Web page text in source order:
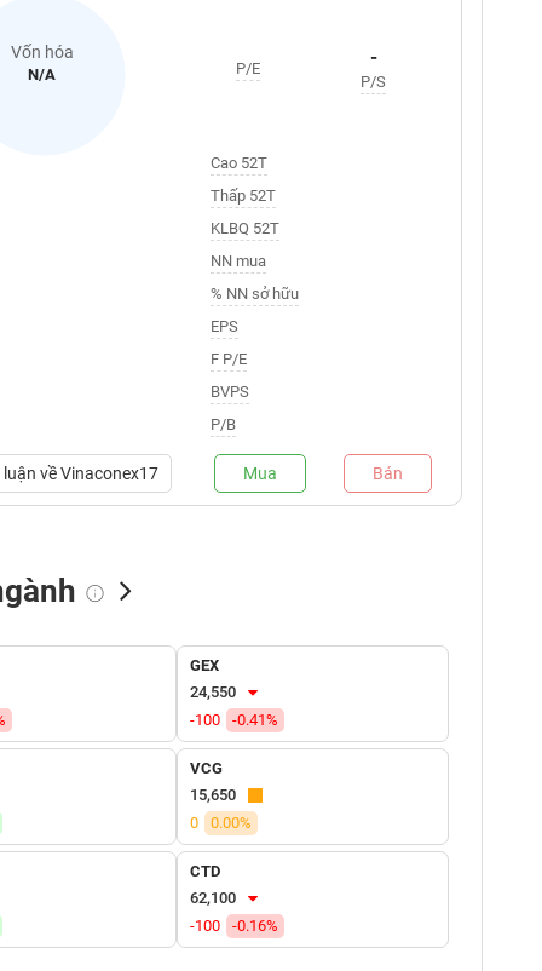
Vốn hóa
N/A P/E -
P/S
Cao 52T
Thấp 52T
KLBQ 52T
NN mua
% NN sở hữu
EPS
F P/E
BVPS
P/B
vềVinaconex17 Mua Bán
Tự doanh mua
GEX
24,550
-100
-0.41%
VCG
15,650
0
0.00%
CTD
62,100
-100
-0.16%